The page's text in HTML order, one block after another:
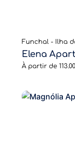
Funchal - Ilha
Elena
À partir de